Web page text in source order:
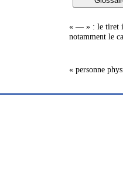
« — » : le tiret
notamment le
« personne